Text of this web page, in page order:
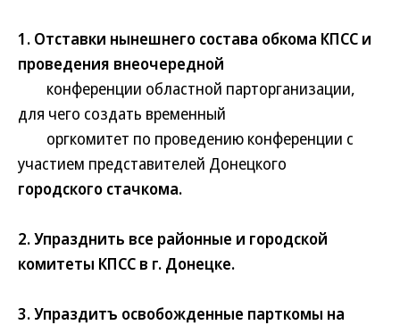
1. Отставки нынешнего состава обкома КПСС и
проведения внеочередной
конференции областной парторганизации,
для чего создать временный
оргкомитет по проведению конференции с
участием представителей Донецкого
городского стачкома.
2. Упразднить все районные и городской
комитеты КПСС в г. Донецке.
3. Упраздитъ освобожденные парткомы на